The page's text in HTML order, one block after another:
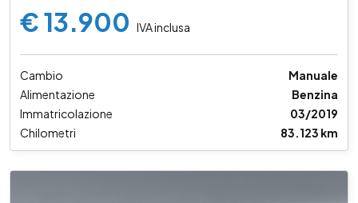
€ 13.900 IVA inclusa
Cambio
Manuale
Alimentazione
Benzina
Immatricolazione
03/2019
Chilometri
83.123 km